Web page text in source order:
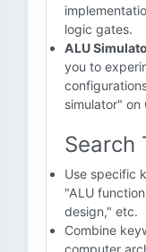
logic gates.
ALU
you to
simulator" on
Search
Use specific
"ALU
design," etc.
Combine
computer